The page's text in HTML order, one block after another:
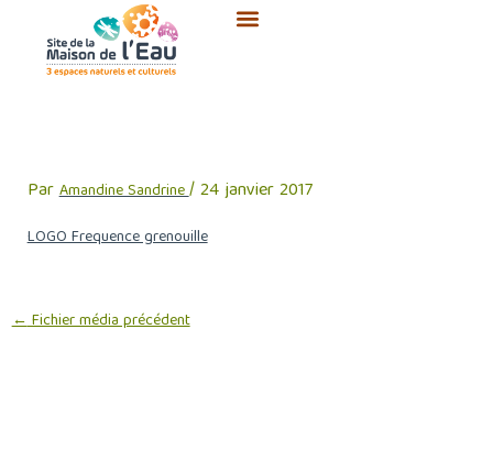
contenu
ParAmandine Sandrine/24 janvier 2017
LOGO Frequence grenouille
←Fichier média précédent